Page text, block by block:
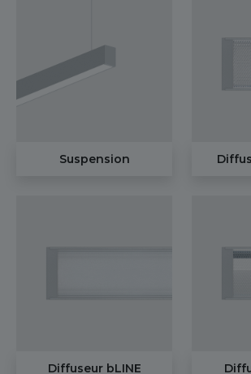
Suspension
Diffuseur bLINE